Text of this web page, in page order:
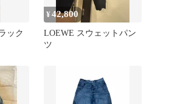
ック
¥42,800
LOEWE スウェットパン
ツ